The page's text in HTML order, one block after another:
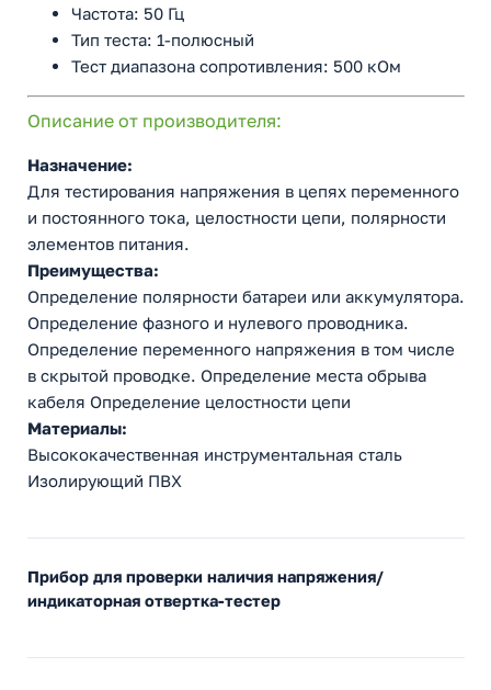
Частота: 50 Гц
Тип теста: 1-полюсный
Тест диапазона сопротивления: 500 кОм
Описание от производителя:
Назначение:
Для тестирования напряжения в цепях переменного
и постоянного тока, целостности цепи, полярности
элементов питания.
Преимущества:
Определение полярности батареи или аккумулятора.
Определение фазного и нулевого проводника.
Определение переменного напряжения в том числе
в скрытой проводке. Определение места обрыва
кабеля Определение целостности цепи
Материалы:
Высококачественная инструментальная сталь
Изолирующий ПВХ
Прибор для проверки наличия напряжения/
индикаторная отвертка-тестер